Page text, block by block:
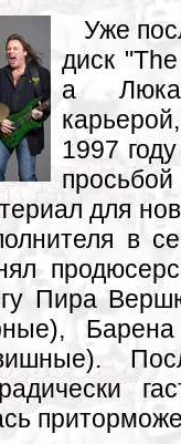
Уже
диск
а
1997
для
в
Пира